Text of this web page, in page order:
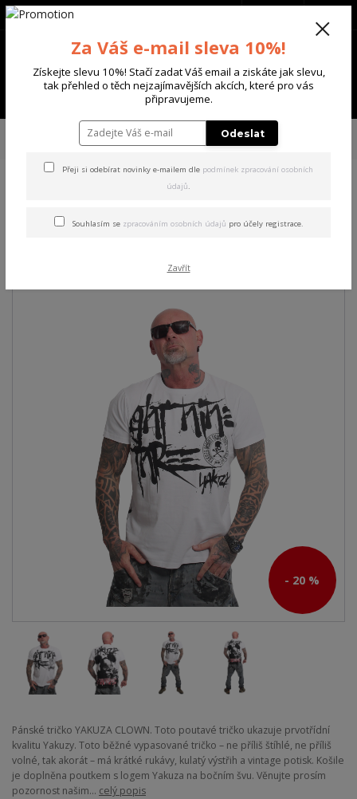
Menu
+420 702 136 620
TRIKA & TÍLKA
Yakuza pánské tričko Clown Regular T-
Regular T-Shirt white S
- 20 %
Pánské tričko YAKUZA CLOWN. Toto poutavé tričko ukazuje prvotřídní
kvalitu Yakuzy. Toto běžné vypasované tričko – ne příliš štíhlé, ne příliš
volné, tak akorát – má krátké rukávy, kulatý výstřih a vintage potisk. Košile
je doplněna poutkem s logem Yakuza na bočním švu. Věnujte prosím
pozornost našim... celý popis
Za Váš e-mail sleva 10%!
Získejte slevu 10%! Stačí zadat Váš email a ziskáte jak slevu,
tak přehled o těch nejzajímavějších akcích, které pro vás
připravujeme.
Odeslat
Přeji si odebírat novinky e-mailem dle podmínek zpracování osobních
údajů.
Souhlasím se zpracováním osobních údajů pro účely registrace.
Zavřít